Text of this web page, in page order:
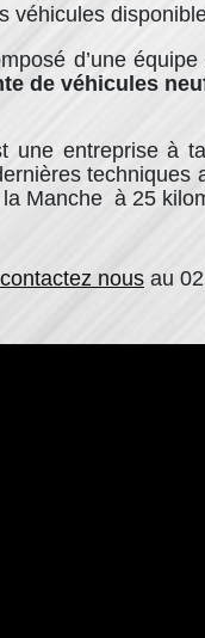
véhicules
d’une
de véhicules
une entreprise à
Manche à 25
contactez nous au